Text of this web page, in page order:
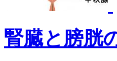
腎臓と膀胱